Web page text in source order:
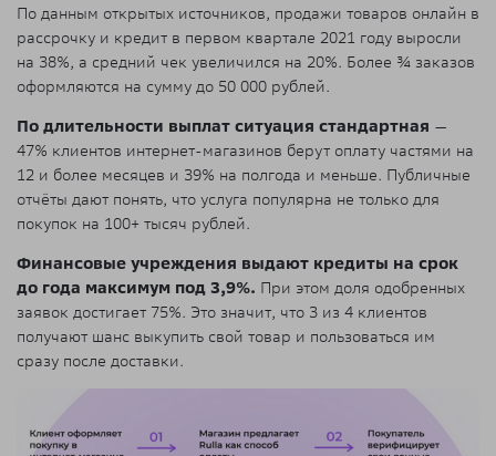
По данным открытых источников, продажи товаров онлайн в
рассрочку и кредит в первом квартале 2021 году выросли
на 38%, а средний чек увеличился на 20%. Более ¾ заказов
оформляются на сумму до 50 000 рублей.
По длительности выплат ситуация стандартная —
47% клиентов интернет-магазинов берут оплату частями на
12 и более месяцев и 39% на полгода и меньше. Публичные
отчёты дают понять, что услуга популярна не только для
покупок на 100+ тысяч рублей.
Финансовые учреждения выдают кредиты на срок
до года максимум под 3,9%. При этом доля одобренных
заявок достигает 75%. Это значит, что 3 из 4 клиентов
получают шанс выкупить свой товар и пользоваться им
сразу после доставки.